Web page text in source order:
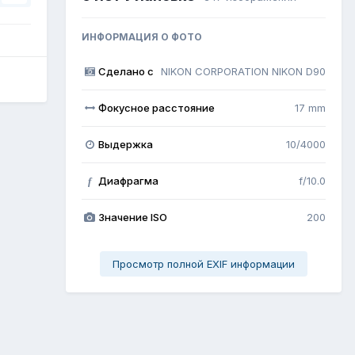
ИНФОРМАЦИЯ О ФОТО
Сделано с NIKON CORPORATION NIKON D90
Фокусное расстояние 17 mm
Выдержка 10/4000
f Диафрагма f/10.0
Значение ISO 200
Просмотр полной EXIF информации